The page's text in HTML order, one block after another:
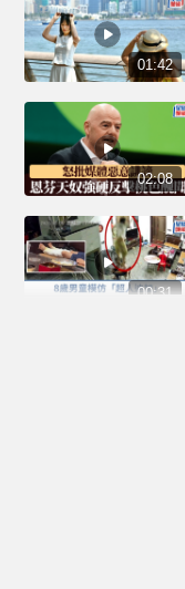
01:42
02:08
00:31